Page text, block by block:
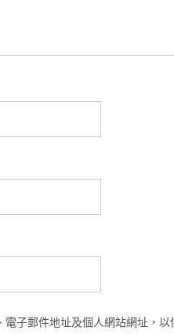
電子郵件地址及個人網站網址，以